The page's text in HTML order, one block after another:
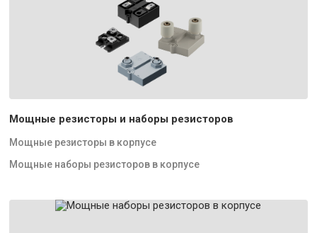
Мощные резисторы и наборы резисторов
Мощные резисторы в корпусе
Мощные наборы резисторов в корпусе